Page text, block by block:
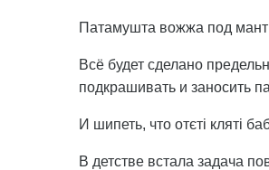
Патамушта вожжа под
Всё будет сделано
подкрашивать и заносить
И шипеть, что отєті кляті
В детстве встала задача